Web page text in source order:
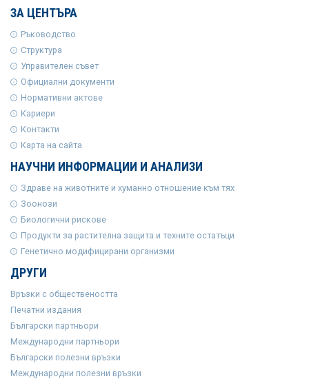
ЗА ЦЕНТЪРА
Ръководство
Структура
Управителен съвет
Официални документи
Нормативни актове
Кариери
Контакти
Карта на сайта
НАУЧНИ ИНФОРМАЦИИ И АНАЛИЗИ
Здраве на животните и хуманно отношение към тях
Зоонози
Биологични рискове
Продукти за растителна защита и техните остатъци
Генетично модифицирани организми
ДРУГИ
Връзки с обществеността
Печатни издания
Български партньори
Международни партньори
Български полезни връзки
Международни полезни връзки